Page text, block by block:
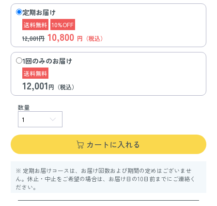
定期お届け
送料無料
10%OFF
12,001円 10,800 円（税込）
1回のみのお届け
送料無料
12,001円（税込）
数量
カートに入れる
※ 定期お届けコースは、お届け回数および期間の定めはございませ
ん。休止・中止をご希望の場合は、お届け日の10日前までにご連絡く
ださい。